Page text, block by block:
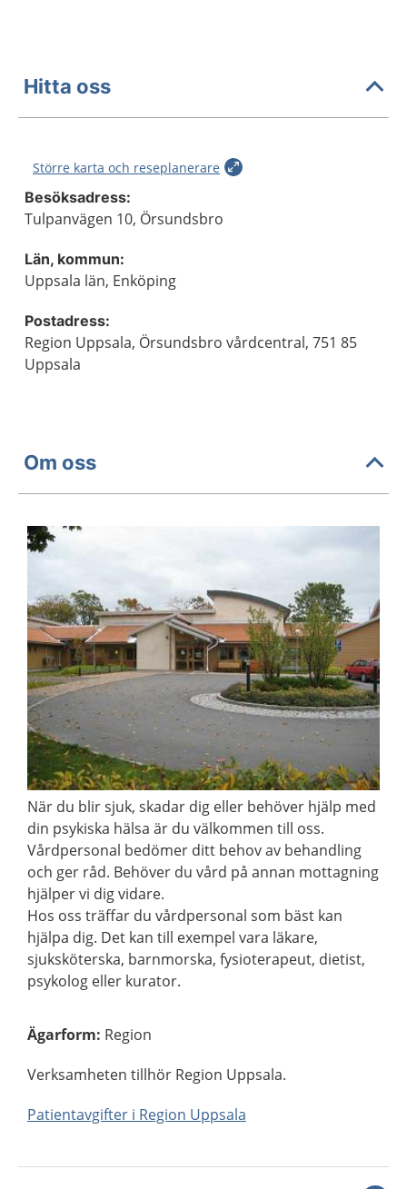
Hitta oss
Större karta och reseplanerare
Besöksadress:
Tulpanvägen 10, Örsundsbro
Län, kommun:
Uppsala län, Enköping
Postadress:
Region Uppsala, Örsundsbro vårdcentral, 751 85
Uppsala
Om oss
När du blir sjuk, skadar dig eller behöver hjälp med
din psykiska hälsa är du välkommen till oss.
Vårdpersonal bedömer ditt behov av behandling
och ger råd. Behöver du vård på annan mottagning
hjälper vi dig vidare.
Hos oss träffar du vårdpersonal som bäst kan
hjälpa dig. Det kan till exempel vara läkare,
sjuksköterska, barnmorska, fysioterapeut, dietist,
psykolog eller kurator.
Ägarform: Region
Verksamheten tillhör Region Uppsala.
Patientavgifter i Region Uppsala